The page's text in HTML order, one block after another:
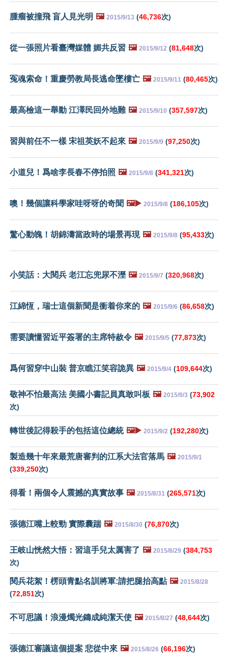
腫瘤被撞飛 盲人見光明 🖼️ 2015/9/13 (46,736次)
從一張照片看臺灣媒體 媚共反習 🖼️ 2015/9/12 (81,648次)
冤魂索命！重慶勞教局長逃命墜樓亡 🖼️ 2015/9/11 (80,465次)
最高檢這一舉動 江澤民回外地難 🖼️ 2015/9/10 (357,597次)
習與前任不一樣 宋祖英妖不起來 🖼️ 2015/9/9 (97,250次)
小道兒！爲啥李長春不停拍照 🖼️ 2015/9/8 (341,321次)
噢！幾個讓科學家哇呀呀的奇聞 🖼️▶️ 2015/9/8 (186,105次)
驚心動魄！胡錦濤當政時的場景再現 🖼️ 2015/9/8 (95,433次)
小笑話：大閱兵 老江忘兜尿不溼 🖼️ 2015/9/7 (320,968次)
江綿恆，瑞士這個新聞是衝着你來的 🖼️ 2015/9/6 (86,658次)
需要讀懂習近平簽署的主席特赦令 🖼️ 2015/9/5 (77,873次)
爲何習穿中山裝 普京瞧江笑容詭異 🖼️ 2015/9/4 (109,644次)
敬神不怕最高法 美國小書記員真敢叫板 🖼️ 2015/9/3 (73,902
次)
轉世後記得殺手的包括這位總統 🖼️▶️ 2015/9/2 (192,280次)
製造幾十年來最荒唐審判的江系大法官落馬 🖼️ 2015/9/1
(339,250次)
得看！兩個令人震撼的真實故事 🖼️ 2015/8/31 (265,571次)
張德江嘴上較勁 實際囊踹 🖼️ 2015/8/30 (76,870次)
王岐山恍然大悟：習這手兒太厲害了 🖼️ 2015/8/29 (384,753
次)
閱兵花絮！楞頭青點名訓將軍:請把腿抬高點 🖼️ 2015/8/28
(72,851次)
不可思議！浪漫燭光鑄成純潔天使 🖼️ 2015/8/27 (48,644次)
張德江審議這個提案 悲從中來 🖼️ 2015/8/26 (66,196次)